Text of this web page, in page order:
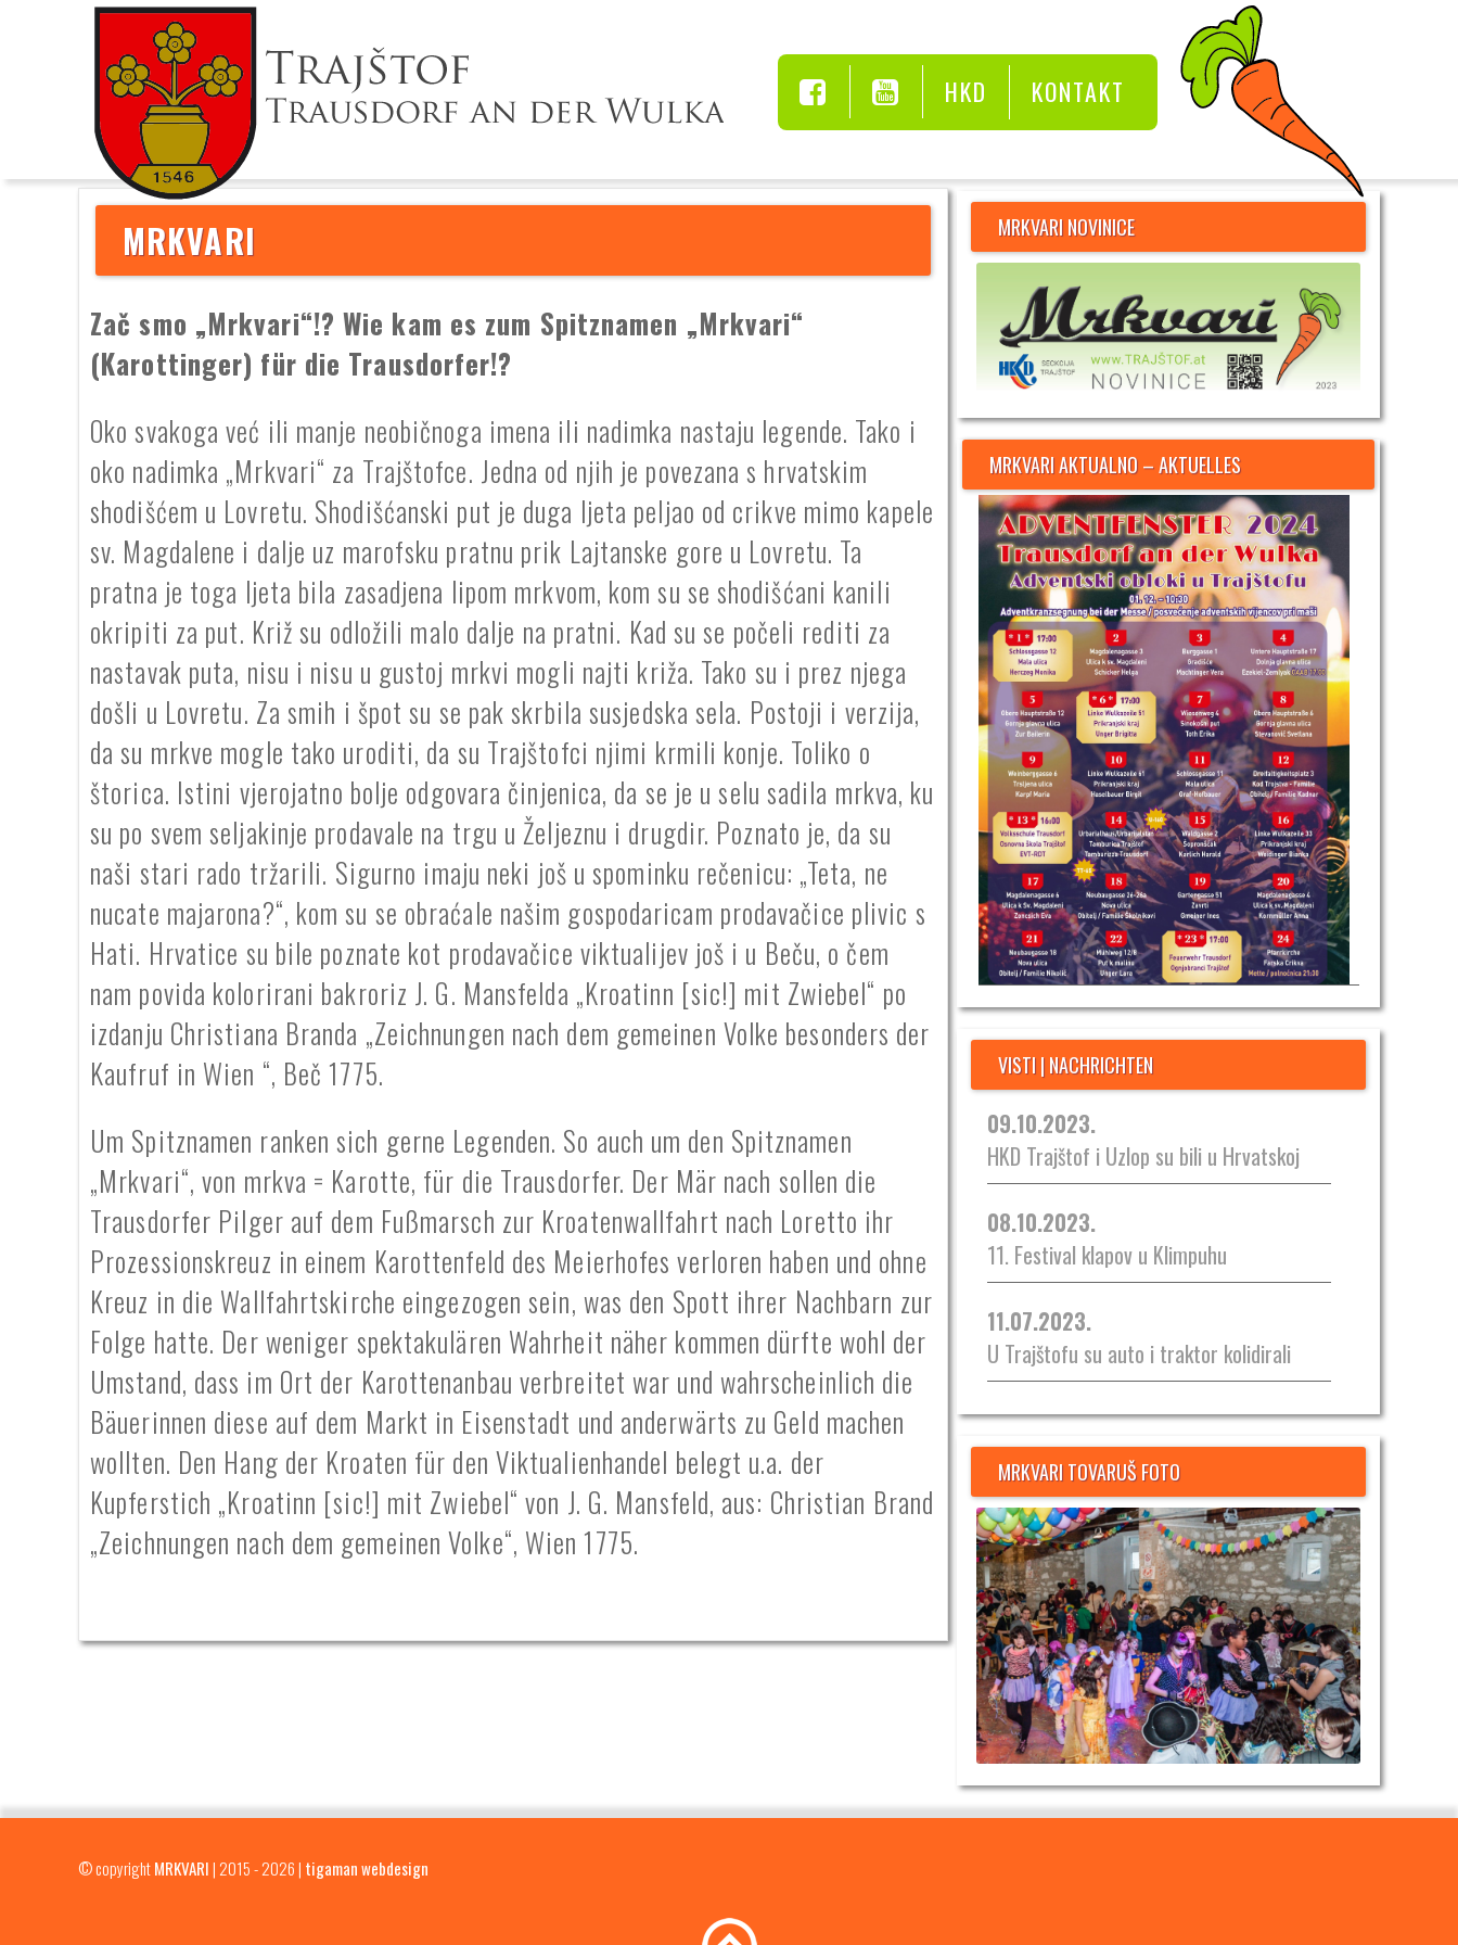
HKD KONTAKT
MRKVARI
Zač smo „Mrkvari“!?Wie kam es zum Spitznamen „Mrkvari“
(Karottinger) für die Trausdorfer!?
Oko svakoga već ili manje neobičnoga imena ili nadimka nastaju legende. Tako i
oko nadimka „Mrkvari“ za Trajštofce. Jedna od njih je povezana s hrvatskim
shodišćem u Lovretu. Shodišćanski put je duga ljeta peljao od crikve mimo kapele
sv. Magdalene i dalje uz marofsku pratnu prik Lajtanske gore u Lovretu. Ta
pratna je toga ljeta bila zasadjena lipom mrkvom, kom su se shodišćani kanili
okripiti za put. Križ su odložili malo dalje na pratni. Kad su se počeli rediti za
nastavak puta, nisu i nisu u gustoj mrkvi mogli najti križa. Tako su i prez njega
došli u Lovretu. Za smih i špot su se pak skrbila susjedska sela. Postoji i verzija,
da su mrkve mogle tako uroditi, da su Trajštofci njimi krmili konje. Toliko o
štorica. Istini vjerojatno bolje odgovara činjenica, da se je u selu sadila mrkva, ku
su po svem seljakinje prodavale na trgu u Željeznu i drugdir. Poznato je, da su
naši stari rado tržarili. Sigurno imaju neki još u spominku rečenicu: „Teta, ne
nucate majarona?“, kom su se obraćale našim gospodaricam prodavačice plivic s
Hati. Hrvatice su bile poznate kot prodavačice viktualijev još i u Beču, o čem
nam povida kolorirani bakroriz J. G. Mansfelda „Kroatinn [sic!] mit Zwiebel“ po
izdanju Christiana Branda „Zeichnungen nach dem gemeinen Volke besonders der
Kaufruf in Wien “, Beč 1775.
Um Spitznamen ranken sich gerne Legenden. So auch um den Spitznamen
„Mrkvari“, von mrkva = Karotte, für die Trausdorfer. Der Mär nach sollen die
Trausdorfer Pilger auf dem Fußmarsch zur Kroatenwallfahrt nach Loretto ihr
Prozessionskreuz in einem Karottenfeld des Meierhofes verloren haben und ohne
Kreuz in die Wallfahrtskirche eingezogen sein, was den Spott ihrer Nachbarn zur
Folge hatte. Der weniger spektakulären Wahrheit näher kommen dürfte wohl der
Umstand, dass im Ort der Karottenanbau verbreitet war und wahrscheinlich die
Bäuerinnen diese auf dem Markt in Eisenstadt und anderwärts zu Geld machen
wollten. Den Hang der Kroaten für den Viktualienhandel belegt u.a. der
Kupferstich „Kroatinn [sic!] mit Zwiebel“ von J. G. Mansfeld, aus: Christian Brand
„Zeichnungen nach dem gemeinen Volke“, Wien 1775.
MRKVARI NOVINICE
MRKVARI AKTUALNO – AKTUELLES
VISTI | NACHRICHTEN
09.10.2023.
HKD Trajštof i Uzlop su bili u Hrvatskoj
08.10.2023.
11. Festival klapov u Klimpuhu
11.07.2023.
U Trajštofu su auto i traktor kolidirali
MRKVARI TOVARUŠ FOTO
© copyrightMRKVARI| 2015 - 2026 | tigaman webdesign